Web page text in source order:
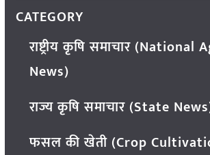
CATEGORY
राष्ट्रीय कृषि समाचार
News)
राज्य कृषि समाचार (State
फसल की खेती (Crop